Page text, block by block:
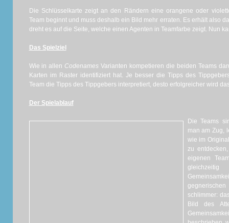
Die Schlüsselkarte zeigt an den Rändern eine orangene oder
Team beginnt und muss deshalb ein Bild mehr erraten. Es erhält also
dreht es auf die Seite, welche einen Agenten in Teamfarbe zeigt. Nun
Das Spielziel
Wie in allen Codenames Varianten kompetieren die beiden Teams
Karten im Raster identifiziert hat. Je besser die Tipps des
Team die Tipps des Tippgebers interpretiert, desto erfolgreicher wird
Der Spielablauf
Die Teams
man am Zug,
wie im
zu
eigenen
schlimmer:
Bild des